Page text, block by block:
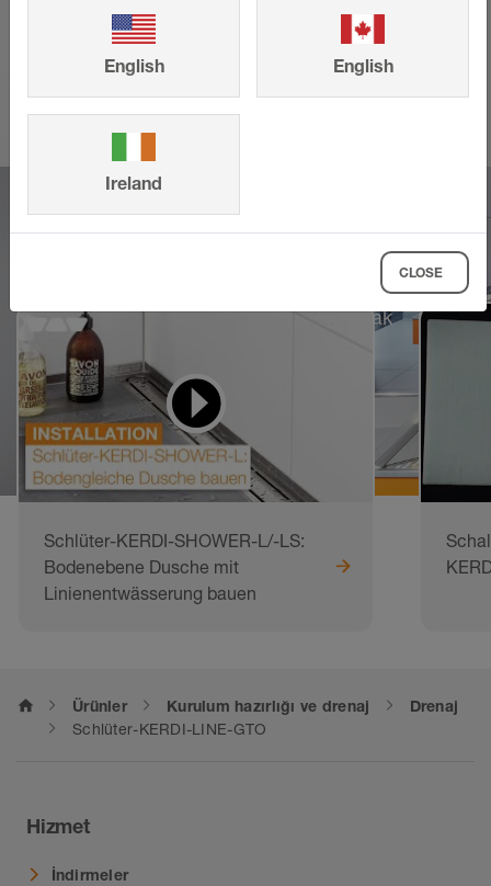
Öğrenmek ve uygulamak
Schlüter-KERDI-SHOWER-L/-LS:
Bodenebene Dusche mit
Linienentwässerung bauen
home Ürünler Kurulum hazırlığı ve drenaj
Drenaj
Schlüter-KERDI-LINE-GTO
Hizmet
İndirmeler
English English
Ireland
CLOSE